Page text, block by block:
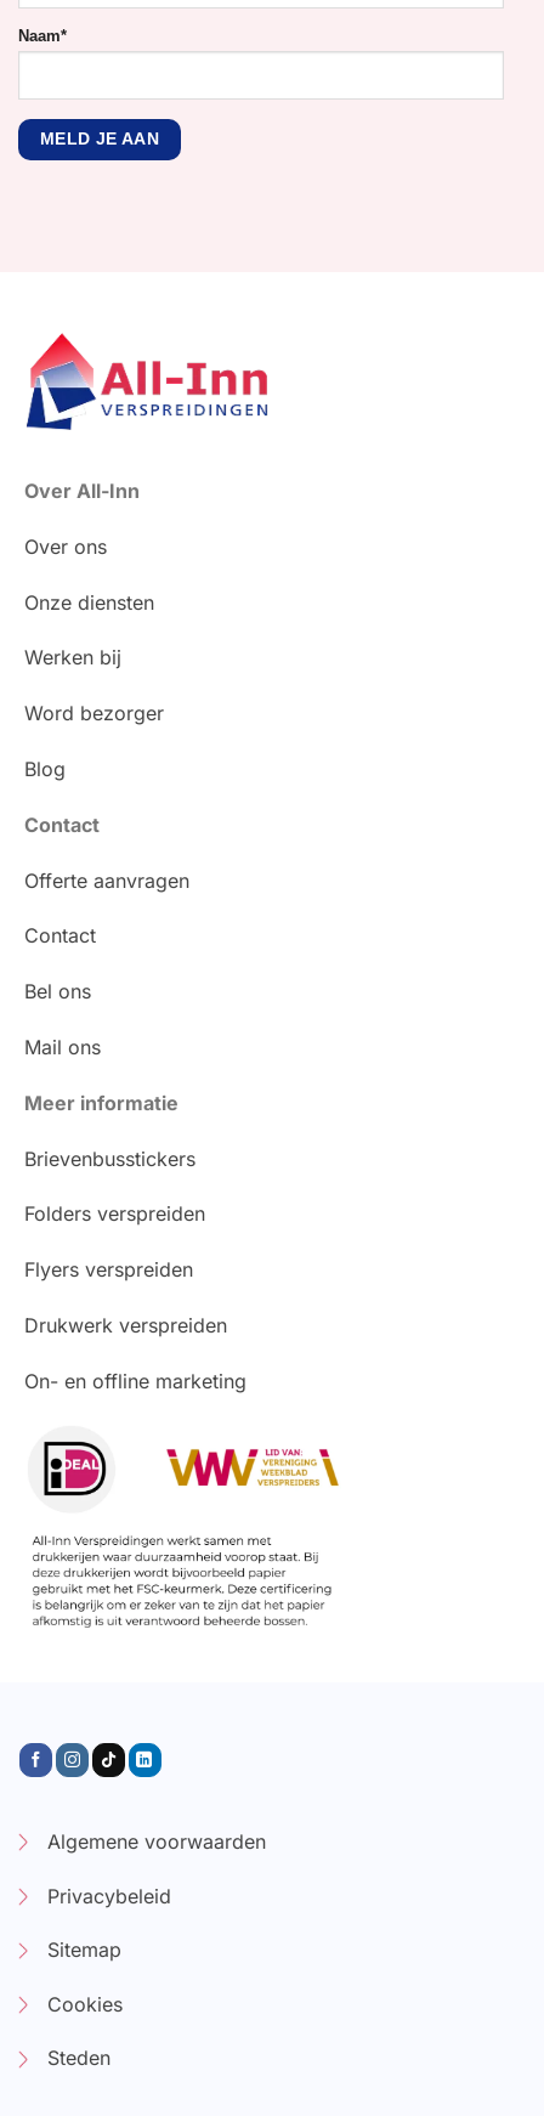
Naam*
Over All-Inn
Over ons
Onze diensten
Werken bij
Word bezorger
Blog
Contact
Offerte aanvragen
Contact
Bel ons
Mail ons
Meer informatie
Brievenbusstickers
Folders verspreiden
Flyers verspreiden
Drukwerk verspreiden
On- en offline marketing
Algemene voorwaarden
Privacybeleid
Sitemap
Cookies
Steden